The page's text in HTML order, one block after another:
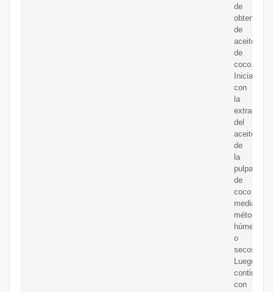
de
obtención
de
aceite
de
coco.
Inicia
con
la
extracción
del
aceite
de
la
pulpa
de
coco
mediante
métodos
húmedos
o
secos.
Luego
continúa
con